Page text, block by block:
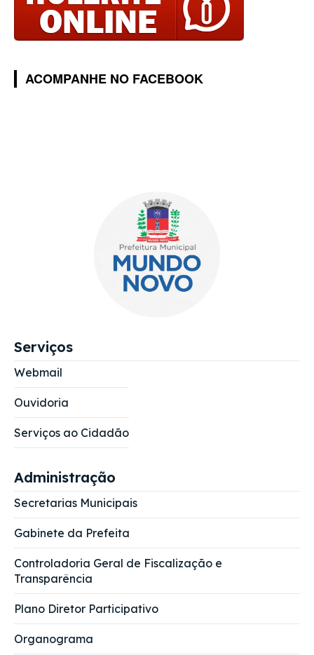
ACOMPANHE NO FACEBOOK
Serviços
Webmail
Ouvidoria
Serviços ao Cidadão
Administração
Secretarias Municipais
Gabinete da Prefeita
Controladoria Geral de Fiscalização e
Transparência
Plano Diretor Participativo
Organograma